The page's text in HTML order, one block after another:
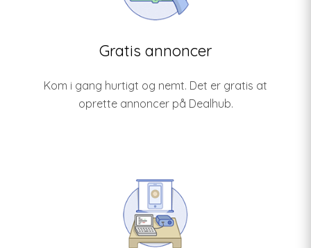
Gratis annoncer
Kom i gang hurtigt og nemt. Det er gratis at
oprette annoncer på Dealhub.